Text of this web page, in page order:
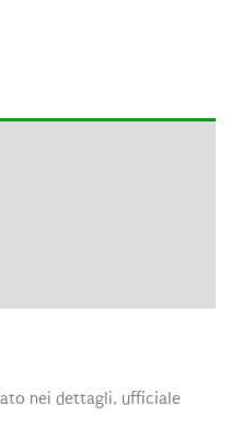
nei dettagli, ufficiale